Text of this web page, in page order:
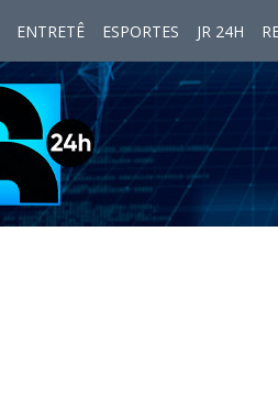
ENTRETÊ ESPORTES JR 24H